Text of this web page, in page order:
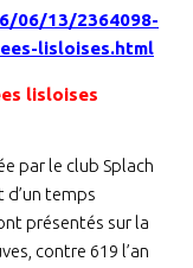
06/13/2364098-
lisloises.html
lisloises
par le club Splach
d’un temps
présentés sur la
contre 619 l’an